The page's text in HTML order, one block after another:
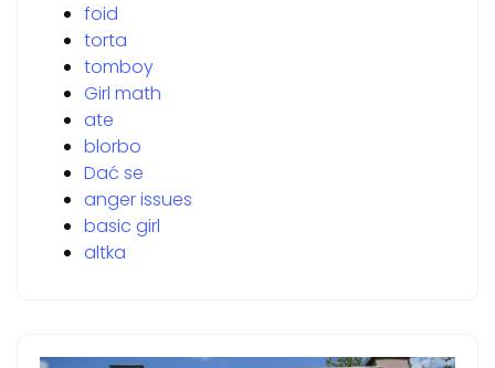
foid
torta
tomboy
Girl math
ate
blorbo
Dać se
anger issues
basic girl
altka